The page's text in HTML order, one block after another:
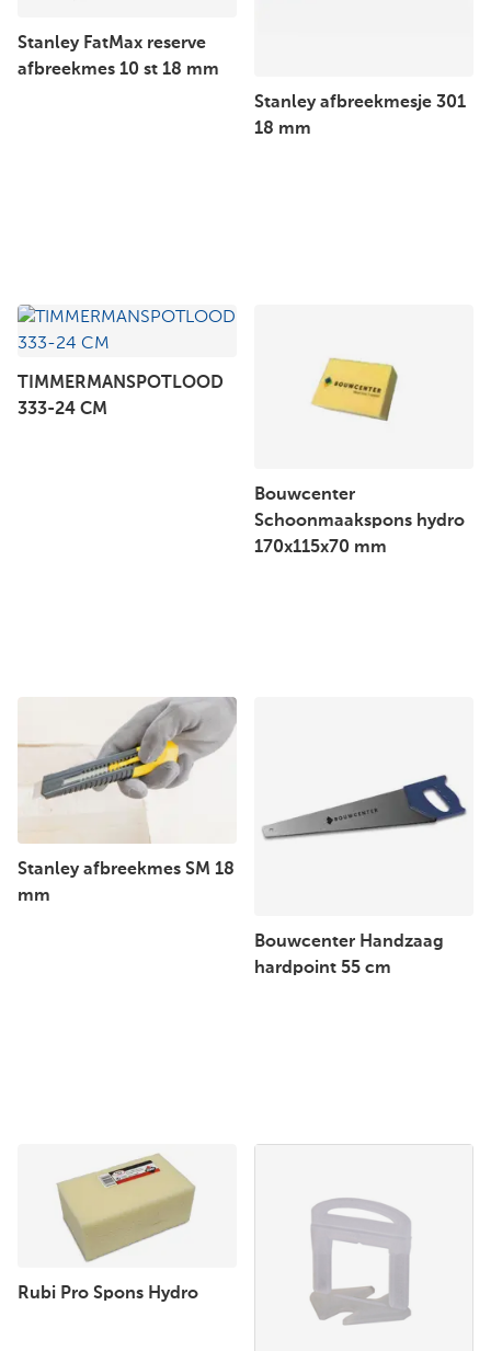
Stanley FatMax reserve
afbreekmes 10 st 18 mm
Stanley afbreekmesje 301
18 mm
TIMMERMANSPOTLOOD
333-24 CM
Bouwcenter
Schoonmaakspons hydro
170x115x70 mm
Stanley afbreekmes SM 18
mm
Bouwcenter Handzaag
hardpoint 55 cm
Rubi Pro Spons Hydro